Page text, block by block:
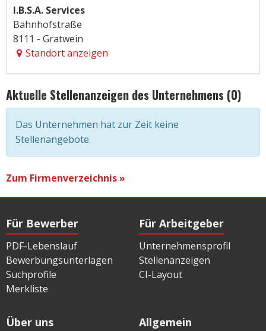
I.B.S.A. Services
Bahnhofstraße
8111 - Gratwein
Standort anzeigen
Aktuelle Stellenanzeigen des Unternehmens (0)
Das Unternehmen hat zur Zeit keine
Stellenangebote.
Zum Firmenverzeichnis »
Für Bewerber
PDF-Lebenslauf
Bewerbungsunterlagen
Suchprofile
Merkliste
Für Arbeitgeber
Unternehmensprofil
Stellenanzeigen
CI-Layout
Über uns Allgemein